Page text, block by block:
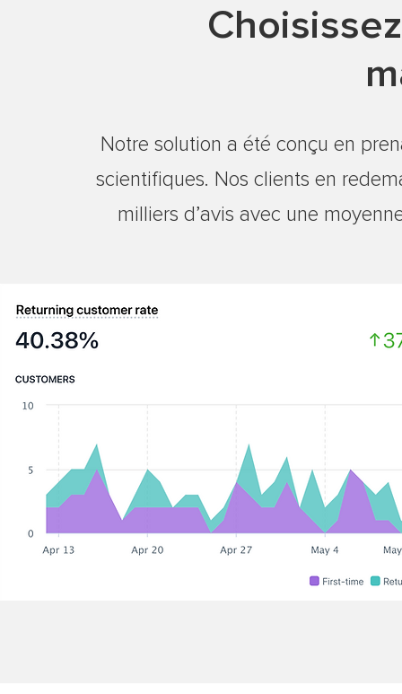
Notre solution a été conçu en
scientifiques. Nos clients en
milliers d’avis avec une